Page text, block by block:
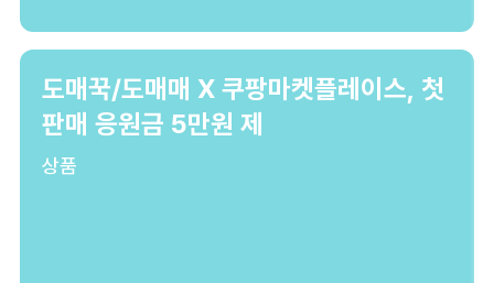
도매꾹/도매매 X 쿠팡마켓플레이스, 첫
판매 응원금 5만원 제
상품